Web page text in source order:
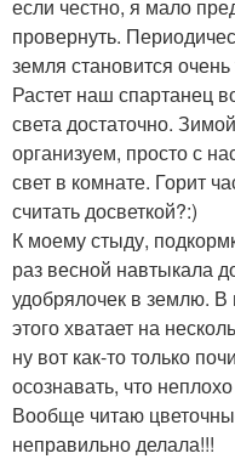
если честно, я мало
провернуть.
земля становится
Растет наш спартанец
света достаточно.
организуем, просто с
свет в комнате. Горит
считать досветкой?:)
К моему стыду,
раз весной навтыкала
удобрялочек в землю. В
этого хватает на
ну вот как-то только
осознавать, что
Вообще читаю
неправильно делала!!!